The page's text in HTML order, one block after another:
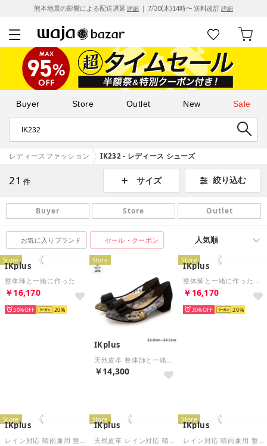
熊本地震の影響による配送遅延 詳細 ｜ 7/30(木)14時〜 送料改訂詳細
Buyer Store Outlet New Sale
レディースファッション IK232 - レディース シューズ
21 件 サイズ 絞り込む
Buyer Store Outlet
お気に入りブランド セール・クーポン
Store
IKplus
整体師と一緒に作った美脚美姿勢パンプス 日本製 チュール&レースパンプス ■マルチレース&チュール■ 485 パンプス コンフォートシューズ フラットシューズ 神戸シューズ kobe shoes
￥16,170
30% 20
Store
IKplus
￥14,300
Store
IKplus
整体師と一緒に作った美脚美姿勢パンプス 日本製 チュール&レースパンプス ■ブラック グリッタースエード■ 485 パンプス コンフォートシューズ フラットシューズ 神戸シューズ kobe shoes
￥16,170
30% 20
Store
IKplus
Store
IKplus
Store
IKplus